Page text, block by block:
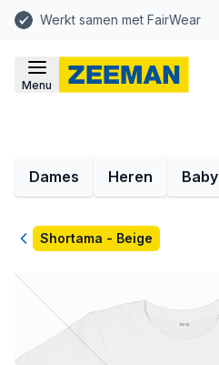
Werkt samen met FairWear
Menu
Dames Heren Baby
TerugShortama - Beige